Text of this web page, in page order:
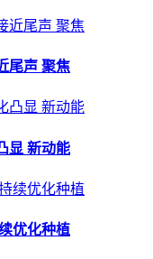
尾声 聚焦
显 新动能
优化种植